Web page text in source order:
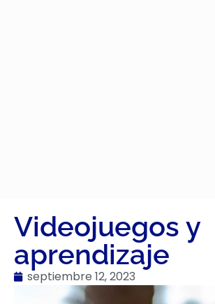
Videojuegos y
aprendizaje
septiembre 12, 2023